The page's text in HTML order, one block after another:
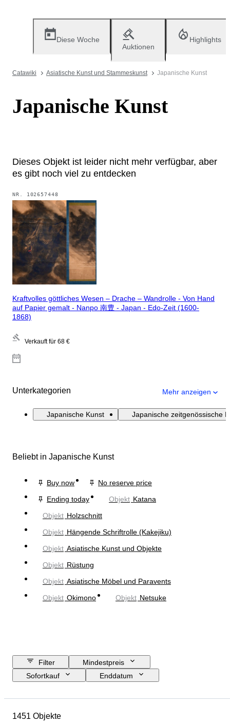
Diese Woche
Auktionen
Highlights
Catawiki Asiatische Kunst und Stammeskunst Japanische Kunst
Japanische Kunst
Dieses Objekt ist leider nicht mehr verfügbar, aber
es gibt noch viel zu entdecken
NR. 102657448
Kraftvolles göttliches Wesen – Drache – Wandrolle - Von Hand
auf Papier gemalt - Nanpo 南豊 - Japan - Edo-Zeit (1600-
1868)
Verkauft für 68 €
Unterkategorien Mehr anzeigen
Japanische Kunst Japanische zeitgenössische
Beliebt in Japanische Kunst
Buy now
No reserve price
Ending today
Objekt Katana
Objekt Holzschnitt
Objekt Hängende Schriftrolle (Kakejiku)
Objekt Asiatische Kunst und Objekte
Objekt Rüstung
Objekt Asiatische Möbel und Paravents
Objekt Okimono Objekt Netsuke
Filter
Mindestpreis
Sofortkauf
Enddatum
Herkunftsland
1451 Objekte